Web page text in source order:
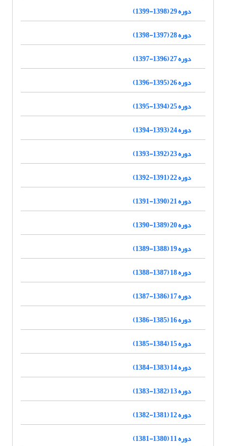
دوره 29 (1398-1399)
دوره 28 (1397-1398)
دوره 27 (1396-1397)
دوره 26 (1395-1396)
دوره 25 (1394-1395)
دوره 24 (1393-1394)
دوره 23 (1392-1393)
دوره 22 (1391-1392)
دوره 21 (1390-1391)
دوره 20 (1389-1390)
دوره 19 (1388-1389)
دوره 18 (1387-1388)
دوره 17 (1386-1387)
دوره 16 (1385-1386)
دوره 15 (1384-1385)
دوره 14 (1383-1384)
دوره 13 (1382-1383)
دوره 12 (1381-1382)
دوره 11 (1380-1381)